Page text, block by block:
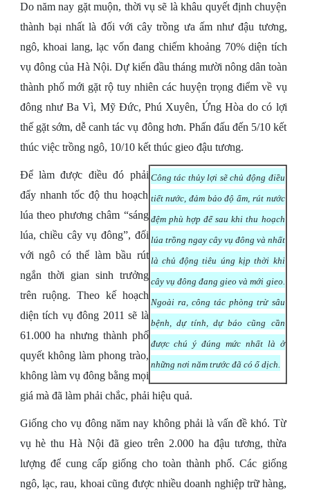
Do năm nay gặt muộn, thời vụ sẽ là khâu quyết định chuyện
thành bại nhất là đối với cây trồng ưa ấm như đậu tương,
ngô, khoai lang, lạc vốn đang chiếm khoảng 70% diện tích
vụ đông của Hà Nội. Dự kiến đầu tháng mười nông dân toàn
thành phố mới gặt rộ tuy nhiên các huyện trọng điểm về vụ
đông như Ba Vì, Mỹ Đức, Phú Xuyên, Ứng Hòa do có lợi
thế gặt sớm, dễ canh tác vụ đông hơn. Phấn đấu đến 5/10 kết
thúc việc trồng ngô, 10/10 kết thúc gieo đậu tương.
Công tác thủy lợi sẽ chủ động điều
tiết nước, đảm bảo độ ẩm, rút nước
đệm phù hợp để sau khi thu hoạch
lúa trồng ngay cây vụ đông và nhất
là chủ động tiêu úng kịp thời khi
cây vụ đông đang gieo và mới gieo.
Ngoài ra, công tác phòng trừ sâu
bệnh, dự tính, dự báo cũng cần
được chú ý đúng mức nhất là ở
những nơi năm trước đã có ổ dịch.
Để làm được điều đó phải
đẩy nhanh tốc độ thu hoạch
lúa theo phương châm “sáng
lúa, chiều cây vụ đông”, đối
với ngô có thể làm bầu rút
ngắn thời gian sinh trưởng
trên ruộng. Theo kế hoạch
diện tích vụ đông 2011 sẽ là
61.000 ha nhưng thành phố
quyết không làm phong trào,
không làm vụ đông bằng mọi
giá mà đã làm phải chắc, phải hiệu quả.
Giống cho vụ đông năm nay không phải là vấn đề khó. Từ
vụ hè thu Hà Nội đã gieo trên 2.000 ha đậu tương, thừa
lượng để cung cấp giống cho toàn thành phố. Các giống
ngô, lạc, rau, khoai cũng được nhiều doanh nghiệp trữ hàng,